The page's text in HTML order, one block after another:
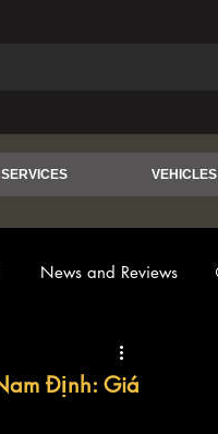
SERVICES VEHICLES
News and Reviews
Định: Giá